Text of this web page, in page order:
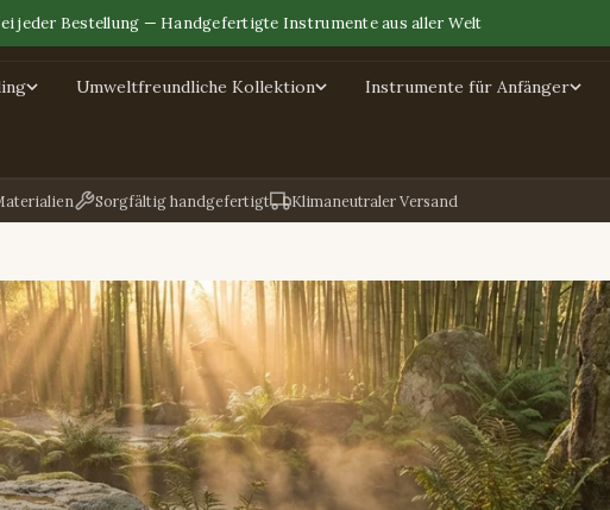
jeder Bestellung — Handgefertigte Instrumente aus aller Welt
Umweltfreundliche Kollektion Instrumente für Anfänger
Sorgfältig handgefertigt Klimaneutraler Versand